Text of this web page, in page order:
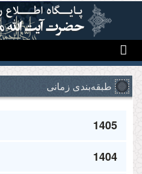
رفتن به محتوای اصلی
طبقه‌بندی زمانی
1405
1404